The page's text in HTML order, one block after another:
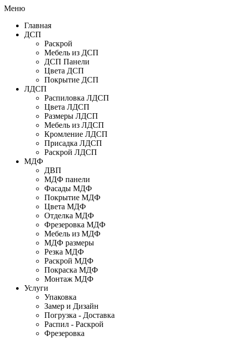
Меню
Главная
ДСП
Раскрой
Мебель из ДСП
ДСП Панели
Цвета ДСП
Покрытие ДСП
ЛДСП
Распиловка ЛДСП
Цвета ЛДСП
Размеры ЛДСП
Мебель из ЛДСП
Кромление ЛДСП
Присадка ЛДСП
Раскрой ЛДСП
МДФ
ДВП
МДФ панели
Фасады МДФ
Покрытие МДФ
Цвета МДФ
Отделка МДФ
Фрезеровка МДФ
Мебель из МДФ
МДФ размеры
Резка МДФ
Раскрой МДФ
Покраска МДФ
Монтаж МДФ
Услуги
Упаковка
Замер и Дизайн
Погрузка - Доставка
Распил - Раскрой
Фрезеровка